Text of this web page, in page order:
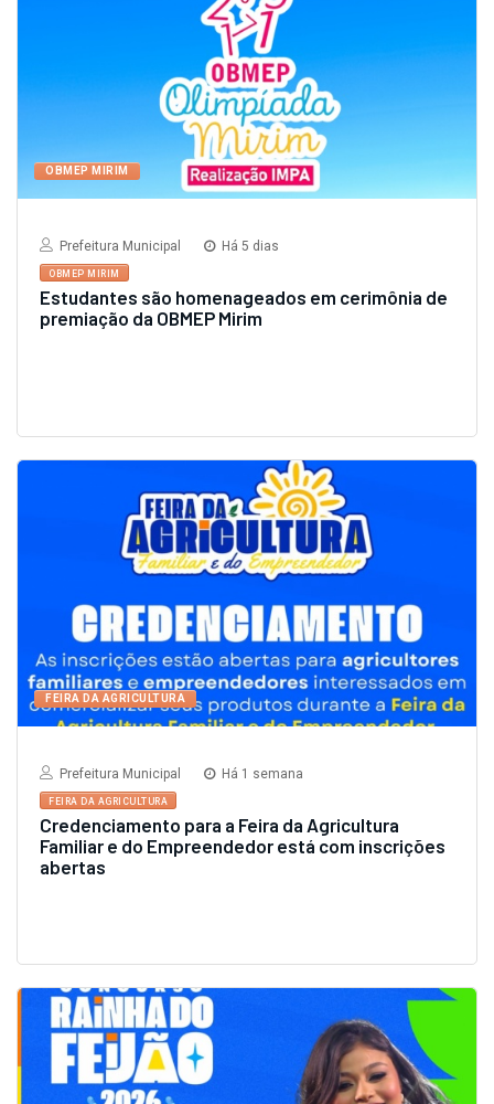
OBMEP MIRIM
Prefeitura Municipal Há 5 dias
OBMEP MIRIM
Estudantes são homenageados em cerimônia de
premiação da OBMEP Mirim
FEIRA DA AGRICULTURA
Prefeitura Municipal Há 1 semana
FEIRA DA AGRICULTURA
Credenciamento para a Feira da Agricultura
Familiar e do Empreendedor está com inscrições
abertas